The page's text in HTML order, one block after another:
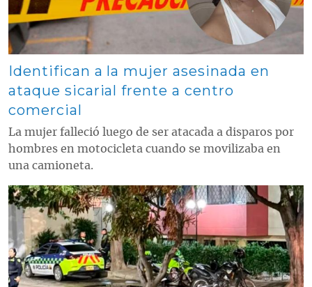
Identifican a la mujer asesinada en
ataque sicarial frente a centro
comercial
La mujer falleció luego de ser atacada a disparos por
hombres en motocicleta cuando se movilizaba en
una camioneta.
Contenido multimedia principal